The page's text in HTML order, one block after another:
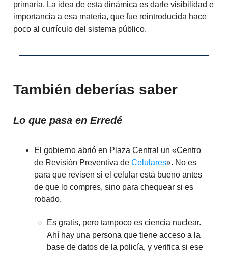
primaria. La idea de esta dinámica es darle visibilidad e
importancia a esa materia, que fue reintroducida hace
poco al currículo del sistema público.
También deberías saber
Lo que pasa en Erredé
El gobierno abrió en Plaza Central un «Centro
de Revisión Preventiva de Celulares». No es
para que revisen si el celular está bueno antes
de que lo compres, sino para chequear si es
robado.
Es gratis, pero tampoco es ciencia nuclear.
Ahí hay una persona que tiene acceso a la
base de datos de la policía, y verifica si ese